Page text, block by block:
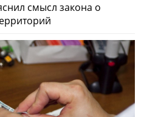
смысл закона о